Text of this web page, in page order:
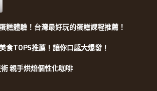
糕體驗！台灣最好玩的蛋糕課程推薦！
食TOP5推薦！讓你口感大爆發！
親手烘焙個性化咖啡